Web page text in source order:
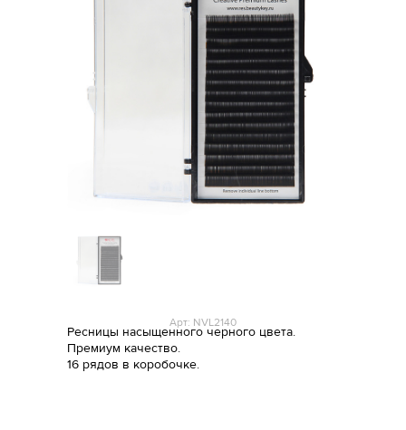
Арт: NVL2140
Ресницы насыщенного черного цвета.
Премиум качество.
16 рядов в коробочке.